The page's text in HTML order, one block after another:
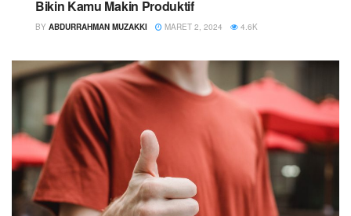
Bikin Kamu Makin Produktif
BY ABDURRAHMAN MUZAKKI MARET 2, 2024 4.6K